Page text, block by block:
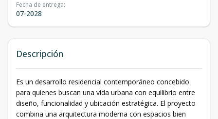
Fecha de entrega:
07-2028
Descripción
Es un desarrollo residencial contemporáneo concebido
para quienes buscan una vida urbana con equilibrio entre
diseño, funcionalidad y ubicación estratégica. El proyecto
combina una arquitectura moderna con espacios bien